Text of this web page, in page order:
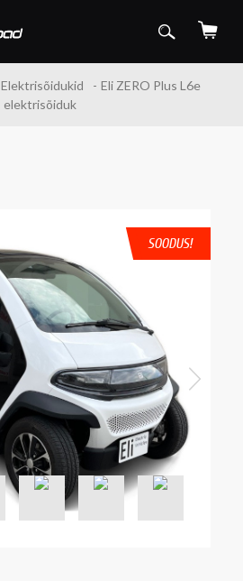
Elektrisõidukid
Eli ZERO Plus L6e
elektrisõiduk
SOODUS!